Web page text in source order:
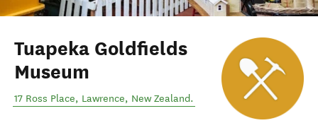
Tuapeka Goldfields
Museum
17 Ross Place, Lawrence, New Zealand.